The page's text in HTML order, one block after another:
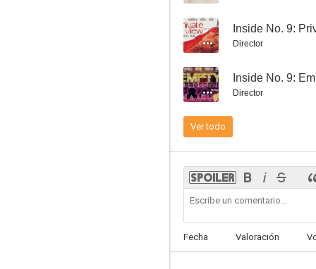
Inside No. 9: Diddle Diddle Dumpling
--
-- Inside No. 9:
Director
-- Inside No. 9:
Director
Ver todo
Fecha Valoración